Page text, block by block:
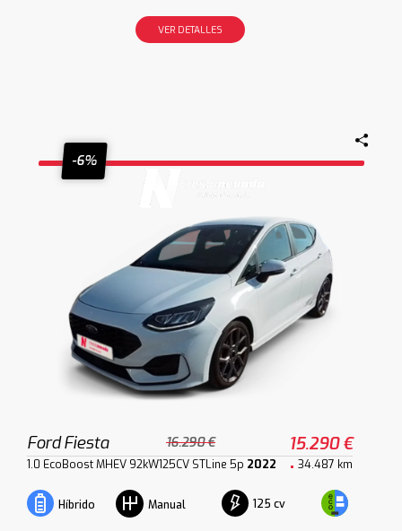
VER DETALLES
-6%
Ford Fiesta 16.290 € 15.290 €
1.0 EcoBoost MHEV 92kW125CV STLine 5p 2022 34.487 km
Híbrido Manual 125 cv